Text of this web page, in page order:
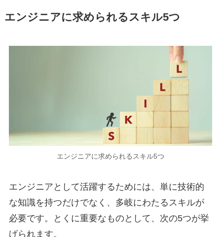
エンジニアに求められるスキル5つ
エンジニアに求められるスキル5つ
エンジニアとして活躍するためには、単に技術的
な知識を持つだけでなく、多岐にわたるスキルが
必要です。とくに重要なものとして、次の5つが挙
げられます。